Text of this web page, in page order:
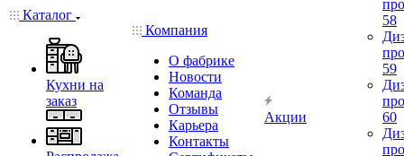
Каталог
Кухни на
заказ
Компания
О фабрике
Новости
Команда
Отзывы
Карьера
Контакты
Акции
58
59
60